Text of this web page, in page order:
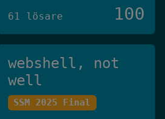
61 lösare 100
webshell, not
well
SSM 2025 Final